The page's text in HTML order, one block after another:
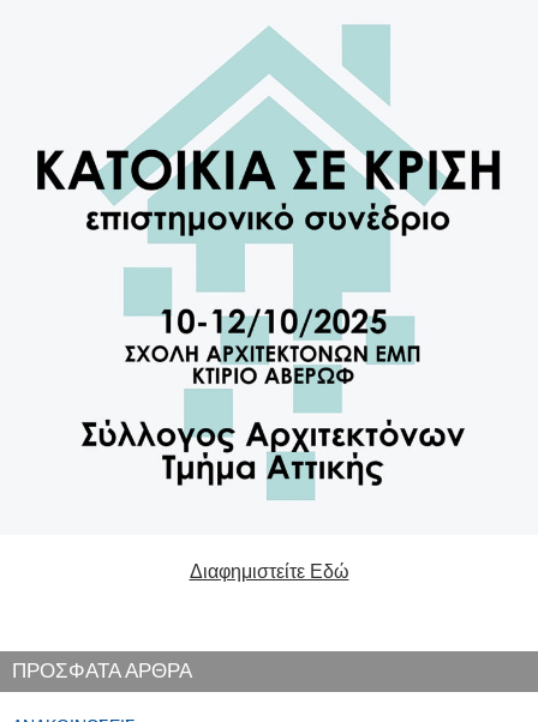
Διαφημιστείτε Εδώ
ΠΡΟΣΦΑΤΑ ΑΡΘΡΑ